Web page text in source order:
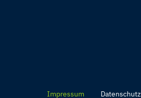
Impressum Datenschutz